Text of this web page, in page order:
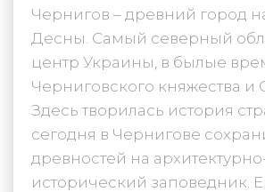
Чернигов – древний город
Десны. Самый северный
центр Украины, в былые
Черниговского княжества и
Здесь творилась история
сегодня в Чернигове
древностей на
исторический заповедник.